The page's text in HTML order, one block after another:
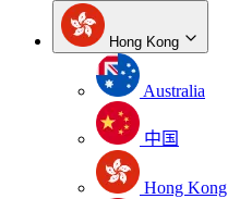
Hong Kong
Australia
中国
Hong Kong